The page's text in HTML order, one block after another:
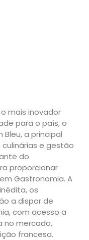
mais inovador
para o país, o
Bleu, a principal
e gestão
do
proporcionar
Gastronomia. A
os
a dispor de
com acesso a
no mercado,
francesa.